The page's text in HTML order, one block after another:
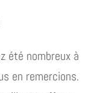
été nombreux à
en remercions.